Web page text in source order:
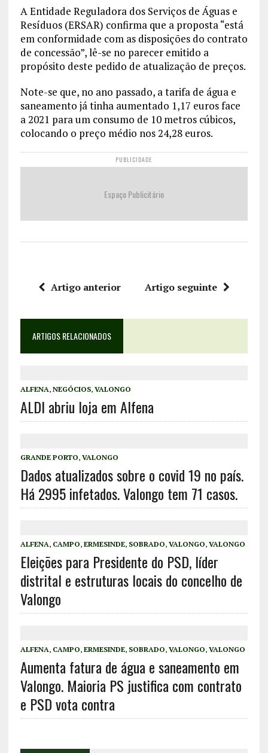
A Entidade Reguladora dos Serviços de Águas e
Resíduos (ERSAR) confirma que a proposta “está
em conformidade com as disposições do contrato
de concessão”, lê-se no parecer emitido a
propósito deste pedido de atualização de preços.
Note-se que, no ano passado, a tarifa de água e
saneamento já tinha aumentado 1,17 euros face
a 2021 para um consumo de 10 metros cúbicos,
colocando o preço médio nos 24,28 euros.
PUBLICIDADE
Espaço Publicitário
Artigo anterior Artigo seguinte
ARTIGOS RELACIONADOS
ALFENA, NEGÓCIOS, VALONGO
ALDI abriu loja em Alfena
GRANDE PORTO, VALONGO
Dados atualizados sobre o covid 19 no país.
Há 2995 infetados. Valongo tem 71 casos.
ALFENA, CAMPO, ERMESINDE, SOBRADO, VALONGO, VALONGO
Eleições para Presidente do PSD, líder
distrital e estruturas locais do concelho de
Valongo
ALFENA, CAMPO, ERMESINDE, SOBRADO, VALONGO, VALONGO
Aumenta fatura de água e saneamento em
Valongo. Maioria PS justifica com contrato
e PSD vota contra